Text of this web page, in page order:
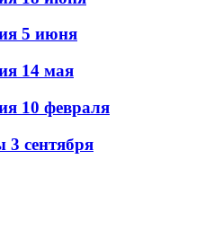
5 июня
14 мая
10 февраля
3 сентября